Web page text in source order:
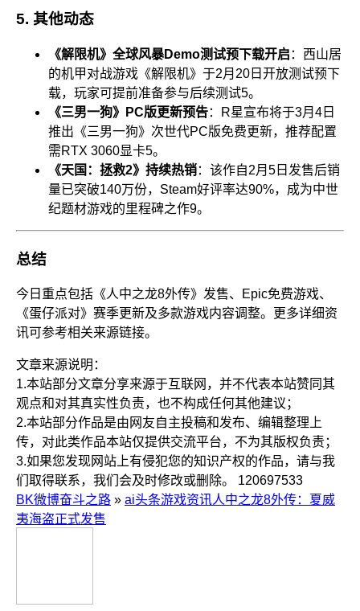
5. 其他动态
《解限机》全球风暴Demo测试预下载开启 ：西山居
的机甲对战游戏《解限机》于2月20日开放测试预下
载，玩家可提前准备参与后续测试5。
《三男一狗》PC版更新预告：R星宣布将于3月4日
推出《三男一狗》次世代PC版免费更新，推荐配置
需RTX 3060显卡5。
《天国：拯救2》持续热销：该作自2月5日发售后销
量已突破140万份，Steam好评率达90%，成为中世
纪题材游戏的里程碑之作9。
总结
今日重点包括《人中之龙8外传》发售、Epic免费游戏、
《蛋仔派对》赛季更新及多款游戏内容调整。更多详细资
讯可参考相关来源链接。
文章来源说明：
1.本站部分文章分享来源于互联网，并不代表本站赞同其
观点和对其真实性负责，也不构成任何其他建议；
2.本站部分作品是由网友自主投稿和发布、编辑整理上
传，对此类作品本站仅提供交流平台，不为其版权负责；
3.如果您发现网站上有侵犯您的知识产权的作品，请与我
们取得联系，我们会及时修改或删除。
120697533
BK微博奋斗之路 » ai头条游戏资讯人中之龙8外传：夏威
夷海盗正式发售